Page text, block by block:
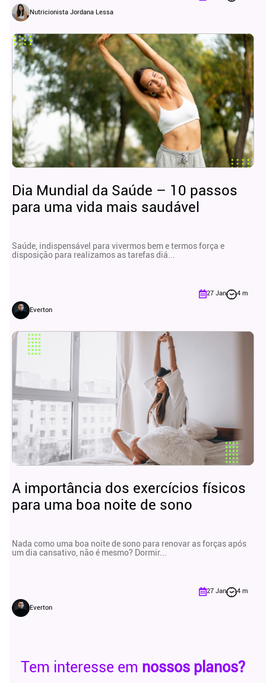
Nutricionista Jordana Lessa
Dia Mundial da Saúde – 10 passos
para uma vida mais saudável
Saúde, indispensável para vivermos bem e termos força e
disposição para realizamos as tarefas diá...
Everton
27 Jan 4 m
A importância dos exercícios físicos
para uma boa noite de sono
Nada como uma boa noite de sono para renovar as forças após
um dia cansativo, não é mesmo? Dormir...
Everton
27 Jan 4 m
Tem interesse em nossos planos?